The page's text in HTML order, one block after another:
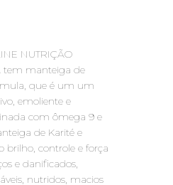
NUTRIÇÃO
tem manteiga de
que é um um
emoliente e
com ômega 9 e
de Karité e
brilho, controle e força
e danificados,
nutridos, macios